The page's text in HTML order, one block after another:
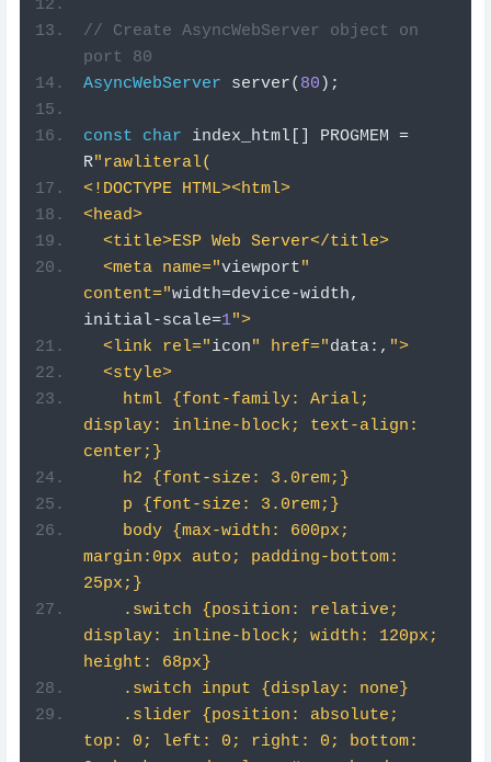
const char
R"rawliteral(
<head>
  <title>ESP Web Server</title>
  <meta name="
viewport
content="
initial-scale =1">
  <link rel="
icon" href="
  <style>
    html {font-family: Arial;
display: inline-block; text-align:
center;}
    h2 {font-size: 3.0rem;}
    p {font-size: 3.0rem;}
    body {max-width: 600px;
margin:0px auto; padding-bottom:
25px;}
display: inline-block; width: 120px;
height: 68px}
    .switch input {display: none}
    .slider {position: absolute;
top: 0; left: 0; right: 0; bottom:
0; background-color: #ccc; border-
radius: 6px}
    .slider:before {position: